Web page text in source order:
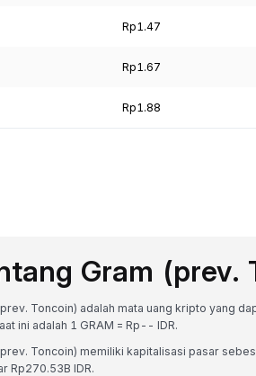
Rp1.47
Rp1.67
Rp1.88
Gram (prev.
Toncoin) adalah mata uang kripto yang
ini adalah 1 GRAM = Rp-- IDR.
Toncoin) memiliki kapitalisasi pasar
Rp270.53B IDR.